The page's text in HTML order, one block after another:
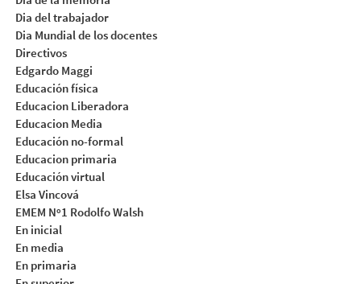
Dia del trabajador
Dia Mundial de los docentes
Directivos
Edgardo Maggi
Educación física
Educacion Liberadora
Educacion Media
Educación no-formal
Educacion primaria
Educación virtual
Elsa Vincová
EMEM Nº1 Rodolfo Walsh
En inicial
En media
En primaria